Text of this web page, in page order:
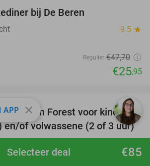
€85
Selecteer deal
bij De Beren
9.5 star
Regulier €47,70
€25,95
30%
Fun Forest voor kind
en/of volwassene (2 of 3 uur)
APP close